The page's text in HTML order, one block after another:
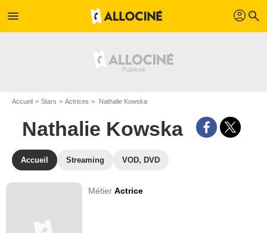
menu profil search
Accueil Stars Actrices Nathalie Kowska
Nathalie Kowska
Accueil Streaming VOD, DVD
MétierActrice